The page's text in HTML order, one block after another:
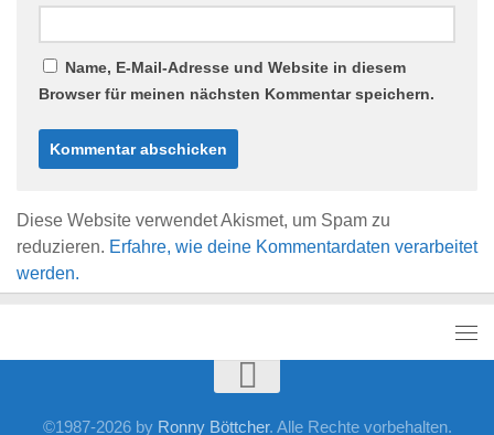
Name, E-Mail-Adresse und Website in diesem
Browser für meinen nächsten Kommentar speichern.
Diese Website verwendet Akismet, um Spam zu
reduzieren. Erfahre, wie deine Kommentardaten verarbeitet
werden.
©1987-2026 by Ronny Böttcher. Alle Rechte vorbehalten.